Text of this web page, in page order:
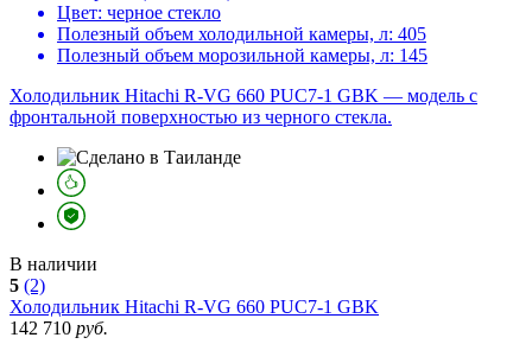
Цвет: черное стекло
Полезный объем холодильной камеры, л: 405
Полезный объем морозильной камеры, л: 145
Холодильник Hitachi R-VG 660 PUC7-1 GBK — модель с
фронтальной поверхностью из черного стекла.
В наличии
5 (2)
Холодильник Hitachi R-VG 660 PUC7-1 GBK
142 710 руб.